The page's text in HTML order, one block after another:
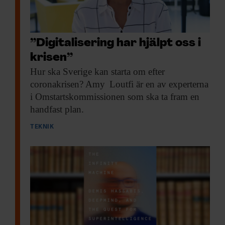
kunna ta körkort för att använda den, man
behöver inte veta exakt hur bilen fungerar
eller hur man reparerar den. Det är samma
sak med AI.
Vad är nästa grej inom AI?
”Digitalisering har hjälpt oss i
krisen”
Hur ska Sverige kan starta om efter
coronakrisen? Amy Loutfi är en av experterna
i Omstartskommissionen som ska ta fram en
handfast plan.
TEKNIK